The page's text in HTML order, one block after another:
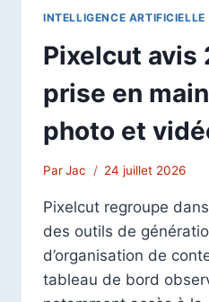
INTELLIGENCE ARTIFICIELLE
Pixelcut avis
prise en
photo et
ParJac 24 juillet 2026
Pixelcut regroupe
des outils de
d’organisation de
tableau de bord